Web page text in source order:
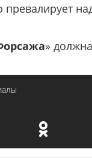
превалирует
»